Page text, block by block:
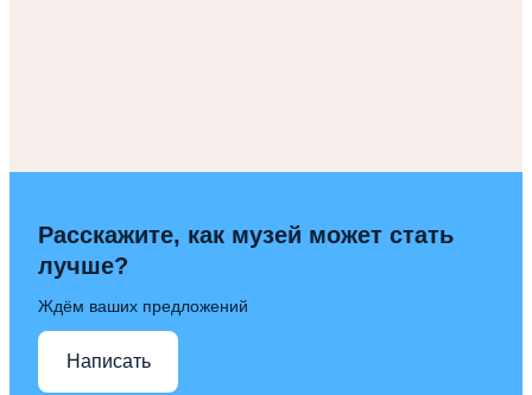
Расскажите, как музей может стать
лучше?
Ждём ваших предложений
Написать